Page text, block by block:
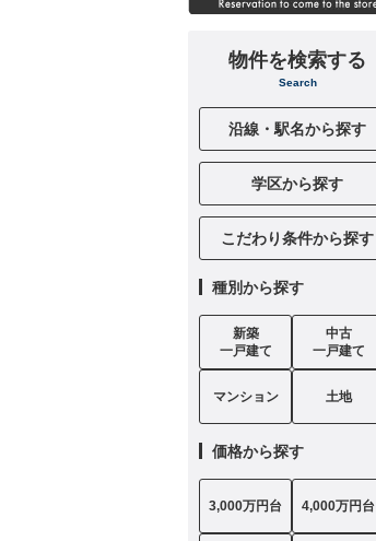
物件を検索する
Search
沿線・駅名から探す
学区から探す
こだわり条件から探す
種別から探す
新築
一戸建て
中古
一戸建て
マンション 土地
価格から探す
3,000万円台 4,000万円台